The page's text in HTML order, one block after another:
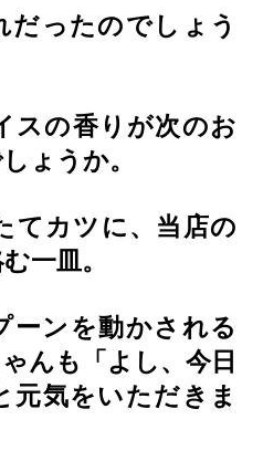
だったのでしょう
スの香りが次のお
ょうか。
てカツに、当店の
一皿。
ーンを動かされる
んも「よし、今日
元気をいただきま